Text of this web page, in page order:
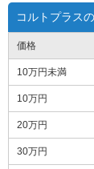
コルトプラス
価格
10万円未満
10万円
20万円
30万円